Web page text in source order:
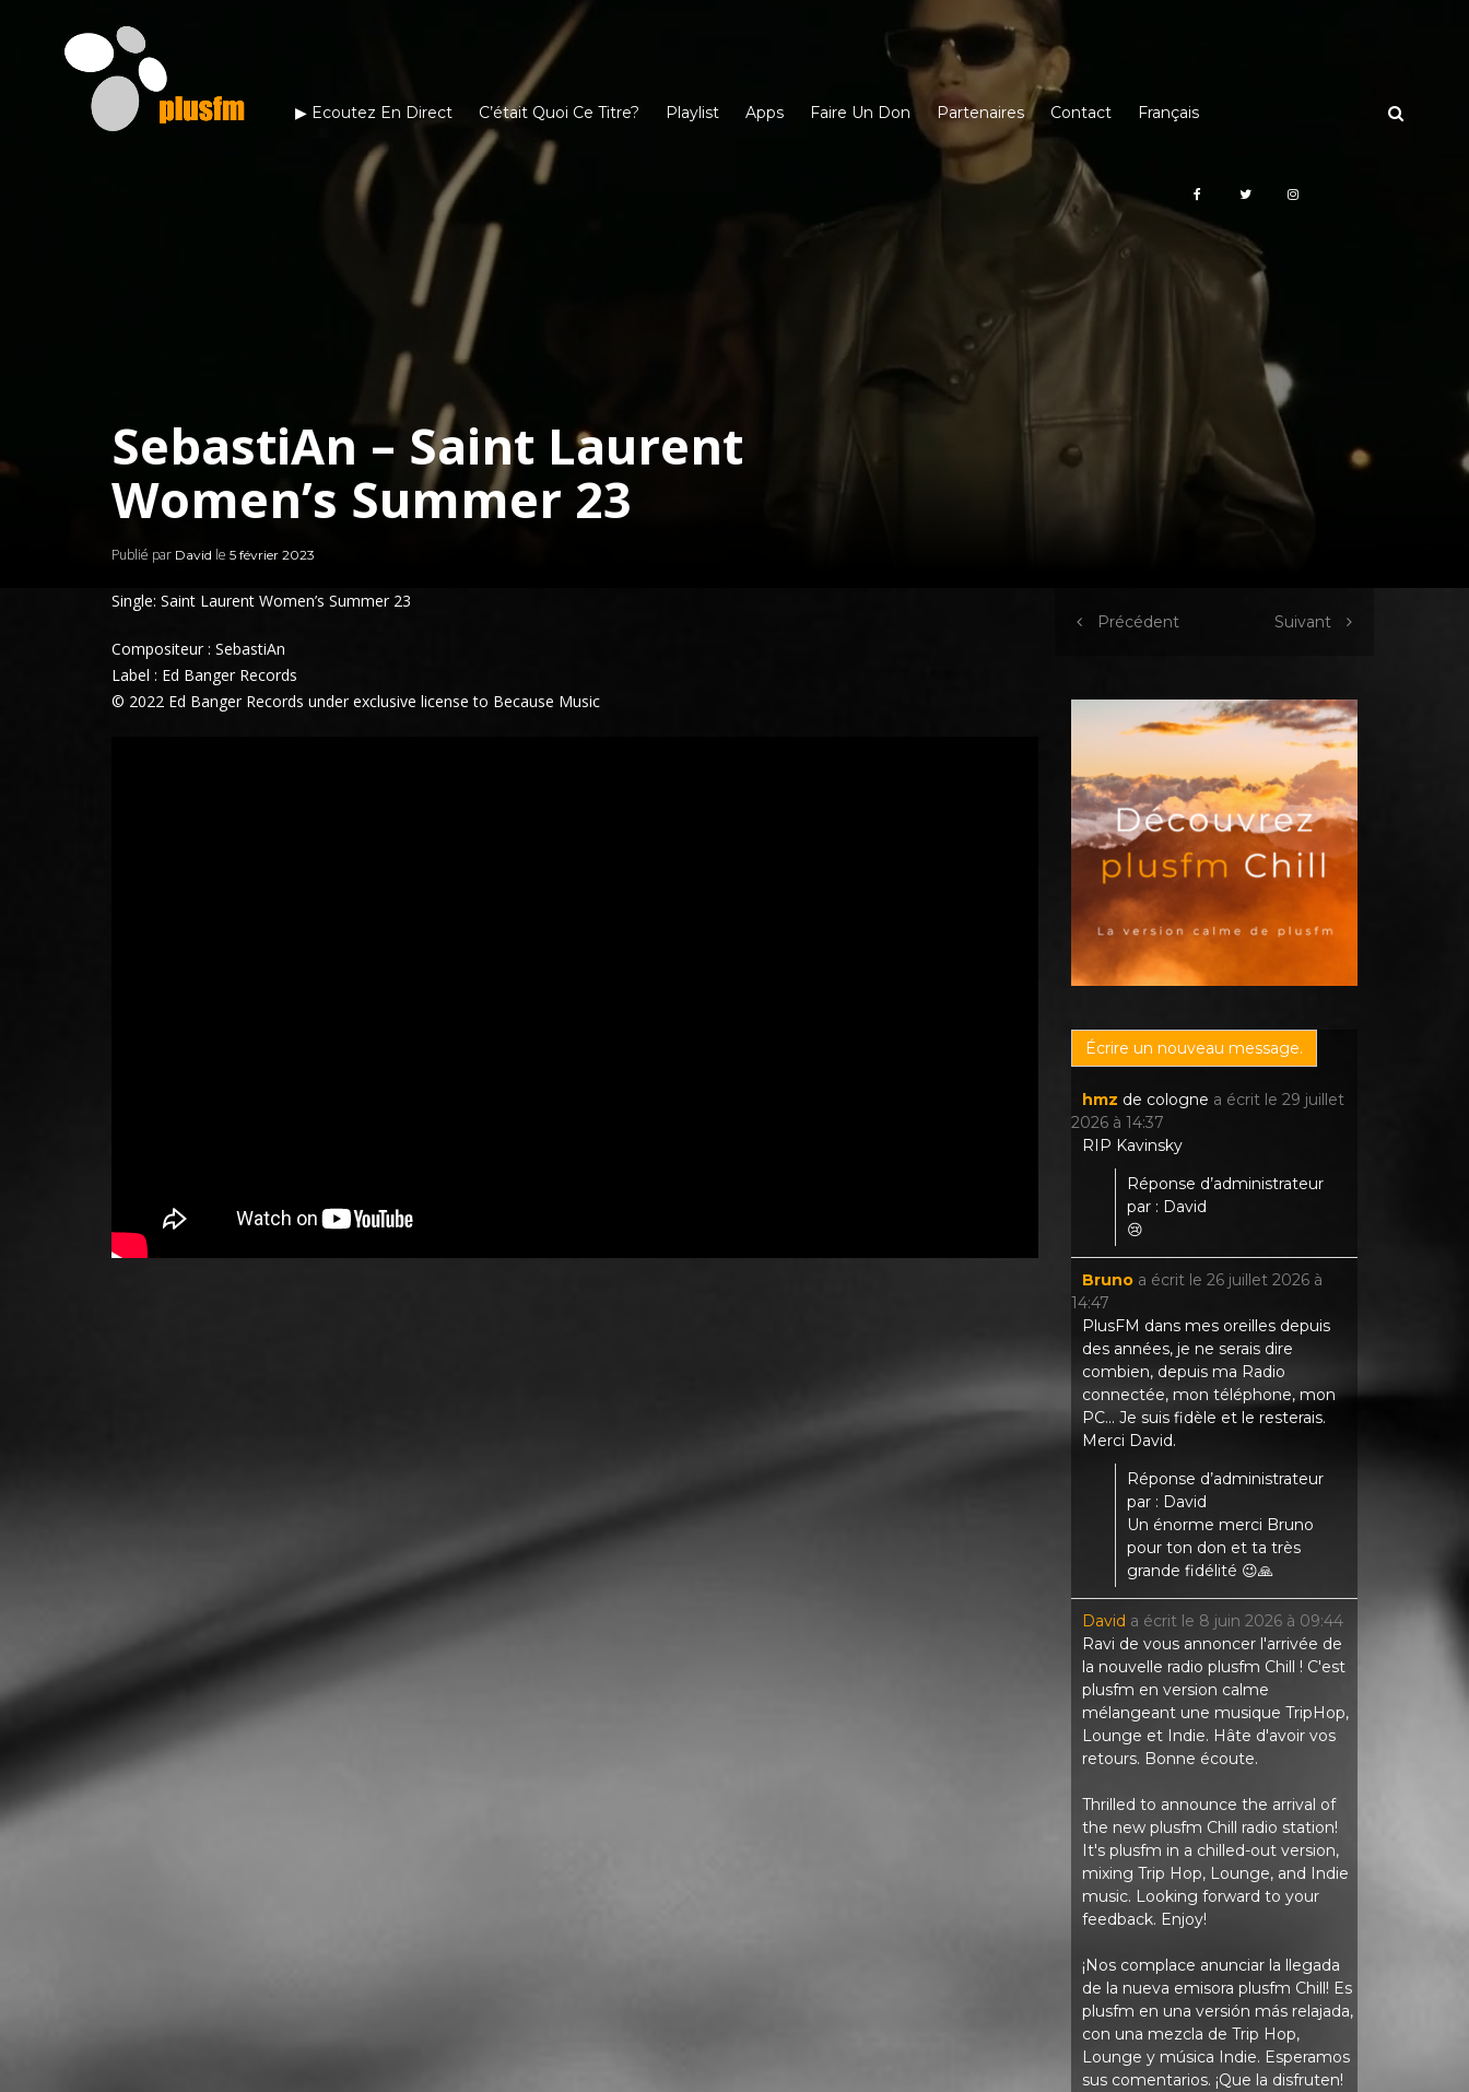
▶︎ Ecoutez En Direct C’était Quoi Ce Titre? Playlist Apps Faire Un Don Partenaires Contact Français
SebastiAn – Saint Laurent
Women’s Summer 23
Publié par David le 5 février 2023
Single: Saint Laurent Women’s Summer 23
Compositeur : SebastiAn
Label : Ed Banger Records
© 2022 Ed Banger Records under exclusive license to Because Music
Précédent Suivant
hmz de cologne a écrit le 29 juillet
2026 à 14:37
RIP Kavinsky
Réponse d’administrateur
par : David
😢
Bruno a écrit le 26 juillet 2026 à
14:47
PlusFM dans mes oreilles depuis
des années, je ne serais dire
combien, depuis ma Radio
connectée, mon téléphone, mon
PC... Je suis fidèle et le resterais.
Merci David.
Réponse d’administrateur
par : David
Un énorme merci Bruno
pour ton don et ta très
grande fidélité 😉🙏
David a écrit le 8 juin 2026 à 09:44
Ravi de vous annoncer l'arrivée de
la nouvelle radio plusfm Chill ! C'est
plusfm en version calme
mélangeant une musique TripHop,
Lounge et Indie. Hâte d'avoir vos
retours. Bonne écoute.
Thrilled to announce the arrival of
the new plusfm Chill radio station!
It's plusfm in a chilled-out version,
mixing Trip Hop, Lounge, and Indie
music. Looking forward to your
feedback. Enjoy!
¡Nos complace anunciar la llegada
de la nueva emisora ​​plusfm Chill! Es
plusfm en una versión más relajada,
con una mezcla de Trip Hop,
Lounge y música Indie. Esperamos
sus comentarios. ¡Que la disfruten!